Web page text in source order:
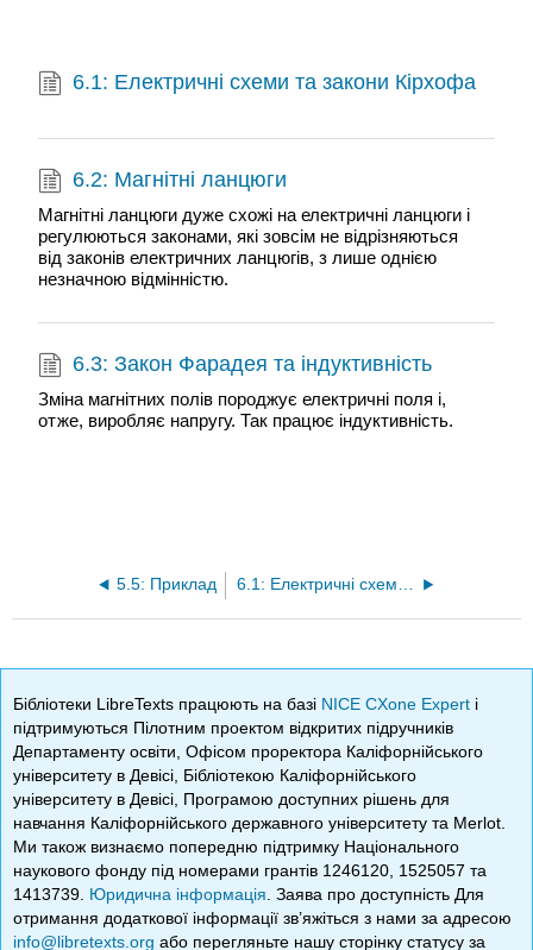
6.1: Електричні схеми та закони Кірхофа
6.2: Магнітні ланцюги
Магнітні ланцюги дуже схожі на електричні ланцюги і
регулюються законами, які зовсім не відрізняються
від законів електричних ланцюгів, з лише однією
незначною відмінністю.
6.3: Закон Фарадея та індуктивність
Зміна магнітних полів породжує електричні поля і,
отже, виробляє напругу. Так працює індуктивність.
5.5: Приклад 6.1: Електричні схеми та закони Кірхофа
Бібліотеки LibreTexts працюють на базі NICE CXone Expert і
підтримуються Пілотним проектом відкритих підручників
Департаменту освіти, Офісом проректора Каліфорнійського
університету в Девісі, Бібліотекою Каліфорнійського
університету в Девісі, Програмою доступних рішень для
навчання Каліфорнійського державного університету та Merlot.
Ми також визнаємо попередню підтримку Національного
наукового фонду під номерами грантів 1246120, 1525057 та
1413739. Юридична інформація . Заява про доступність Для
отримання додаткової інформації зв’яжіться з нами за адресою
info@libretexts.org або перегляньте нашу сторінку статусу за